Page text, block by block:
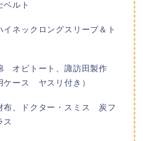
ルト
ネックロングスリーブ＆ト
オビトート、諏訪田製作
ース ヤスリ付き）
、ドクター・スミス 炭フ
ス